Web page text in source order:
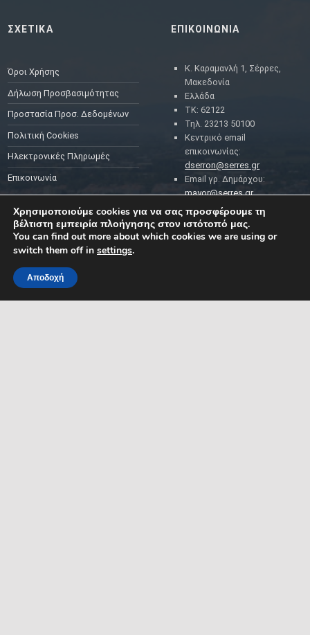
ΣΧΕΤΙΚΑ
Όροι Χρήσης
Δήλωση Προσβασιμότητας
Προστασία Προσ. Δεδομένων
Πολιτική Cookies
Ηλεκτρονικές Πληρωμές
Επικοινωνία
ΕΠΙΚΟΙΝΩΝΙΑ
Κ. Καραμανλή 1, Σέρρες,
Μακεδονία
Ελλάδα
ΤΚ: 62122
Τηλ. 23213 50100
Κεντρικό email
επικοινωνίας:
dserron@serres.gr
Email γρ. Δημάρχου:
mayor@serres.gr
Email DPO (Υπευθύνου
Προστασίας Δεδομένων):
dpo@serres.gr
ΡΟΗ ΕΙΔΗΣΕΩΝ
ΔΗΜΟΤΗ ΚΑΙ ΤΗΣ
Χρησιμοποιούμε cookies για να σας προσφέρουμε τη
βέλτιστη εμπειρία πλοήγησης στον ιστότοπό μας.
You can find out more about which cookies we are using or
switch them off in settings.
Αποδοχή